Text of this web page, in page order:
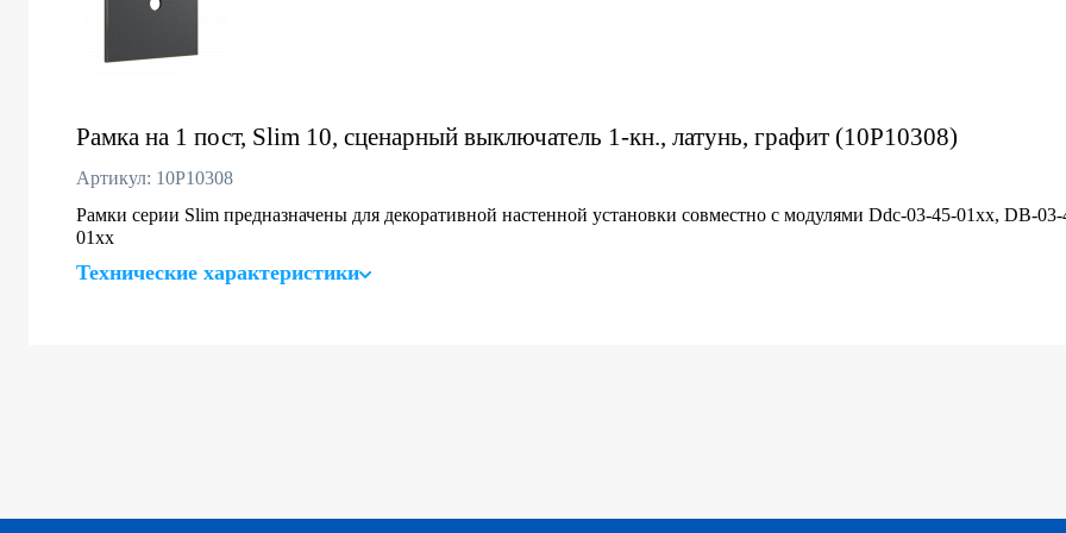
Рамка на 1 пост, Slim 10, сценарный выключатель 1-кн., латунь, графит (10P10308)
Артикул: 10P10308
Рамки серии Slim предназначены для декоративной настенной установки совместно с модулями Ddc-03-45-01хх, DB-03-
01хх
Технические характеристики